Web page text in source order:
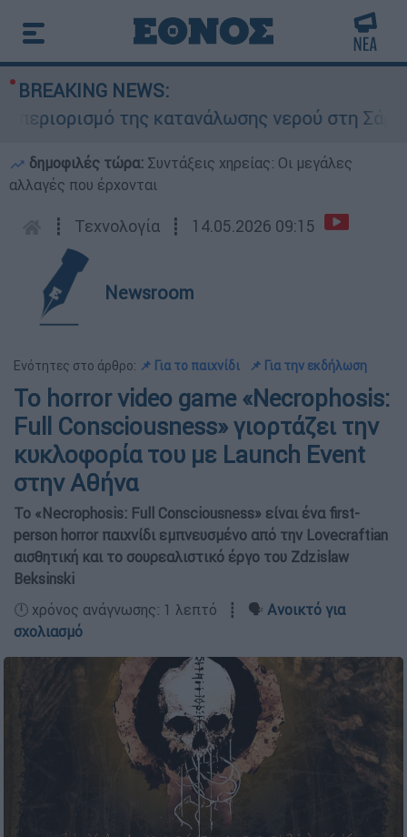
BREAKING NEWS:
της κατανάλωσης νερού στη Σάρτη
δημοφιλές τώρα: Συντάξεις χηρείας: Οι μεγάλες
αλλαγές που έρχονται
┋ Τεχνολογία ┋ 14.05.2026 09:15
Newsroom
Ενότητες στο άρθρο: 📌 Για το παιχνίδι 📌 Για την εκδήλωση
Το horror video game «Necrophosis:
Full Consciousness» γιορτάζει την
κυκλοφορία του με Launch Event
στην Αθήνα
Το «Necrophosis: Full Consciousness» είναι ένα first-
person horror παιχνίδι εμπνευσμένο από την Lovecraftian
αισθητική και το σουρεαλιστικό έργο του Zdzislaw
Beksinski
🕛 χρόνος ανάγνωσης: 1 λεπτό ┋ 🗣️ Ανοικτό για
σχολιασμό